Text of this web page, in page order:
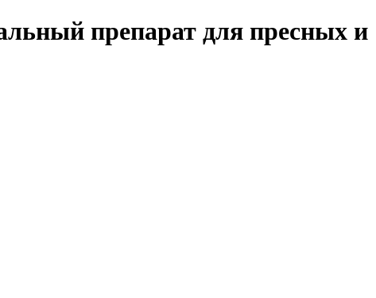
препарат для пресных и